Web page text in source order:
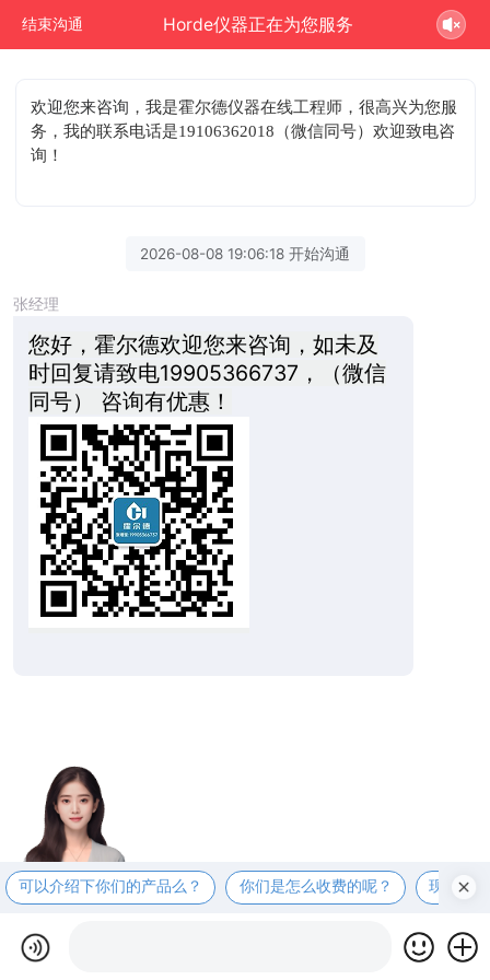
结束沟通 Horde仪器正在为您服务
欢迎您来咨询 ，我是霍尔德仪器在线工程师，很高兴为您服
务，我的联系电话是19106362018（微信同号）欢迎致电咨
询！
2026-08-08 19:06:18 开始沟通
张经理
您好，霍尔德欢迎您来咨询，如未及
时回复请致电19905366737，（微信
同号） 咨询有优惠！
可以介绍下你们的产品么？ 你们是怎么收费的呢？ 现在有